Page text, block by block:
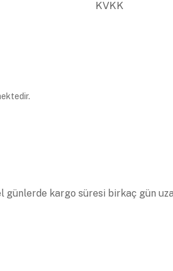
KVKK
günlerde kargo süresi birkaç gün